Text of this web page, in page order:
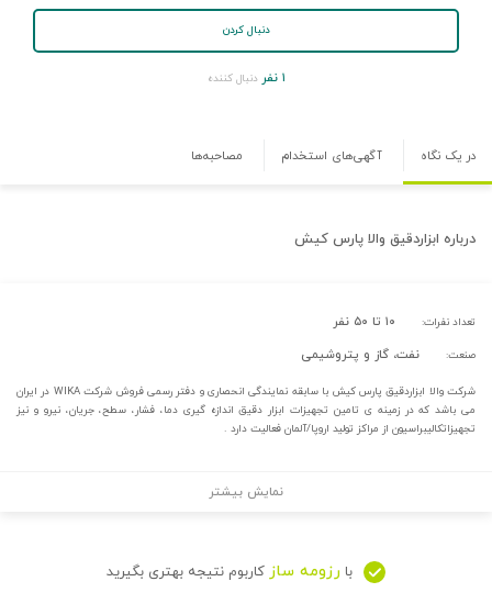
دنبال کردن
۱ نفر دنبال کننده
در یک نگاه آگهی‌های استخدام مصاحبه‌ها
درباره ابزاردقیق والا پارس کیش
تعداد نفرات: ۱۰ تا ۵۰ نفر
صنعت: نفت، گاز و پتروشیمی
شرکت والا ابزاردقیق پارس کیش با سابقه نمایندگی انحصاری و دفتر رسمی فروش شرکت WIKA در ایران
می باشد که در زمینه ی تامین تجهیزات ابزار دقیق اندازه گیری دما، فشار، سطح، جریان، نیرو و نیز
تجهیزاتکالیبراسیون از مراکز تولید اروپا/آلمان فعالیت دارد .
نمایش بیشتر
با رزومه ساز کاربوم نتیجه بهتری بگیرید